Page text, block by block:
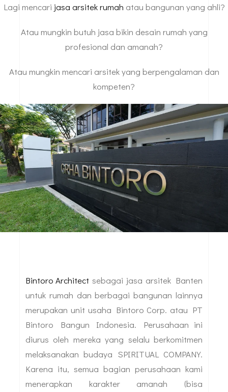
Lagi mencari jasa arsitek rumah atau bangunan yang ahli?
Atau mungkin butuh jasa bikin desain rumah yang
profesional dan amanah?
Atau mungkin mencari arsitek yang berpengalaman dan
kompeten?
Bintoro Architect sebagai jasa arsitek Banten
untuk rumah dan berbagai bangunan lainnya
merupakan unit usaha Bintoro Corp. atau PT
Bintoro Bangun Indonesia. Perusahaan ini
diurus oleh mereka yang selalu berkomitmen
melaksanakan budaya SPIRITUAL COMPANY.
Karena itu, semua bagian perusahaan kami
menerapkan karakter amanah (bisa